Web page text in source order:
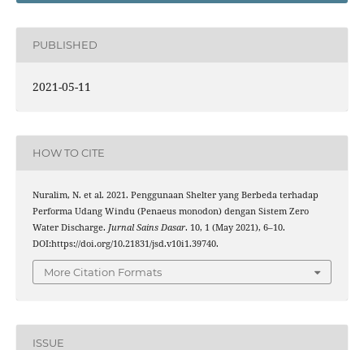
PUBLISHED
2021-05-11
HOW TO CITE
Nuralim, N. et al. 2021. Penggunaan Shelter yang Berbeda terhadap
Performa Udang Windu (Penaeus monodon) dengan Sistem Zero
Water Discharge. Jurnal Sains Dasar. 10, 1 (May 2021), 6–10.
DOI:https://doi.org/10.21831/jsd.v10i1.39740.
More Citation Formats
ISSUE